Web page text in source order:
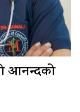
आनन्दको